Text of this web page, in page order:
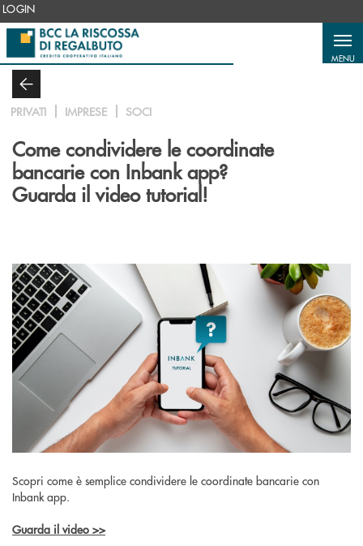
Salta al contenuto principale
LOGIN
MENU
PRIVATI IMPRESE SOCI
Come condividere le coordinate
bancarie con Inbank app?
Guarda il video tutorial!
Scopri come è semplice condividere le coordinate bancarie con
Inbank app.
Guarda il video >>